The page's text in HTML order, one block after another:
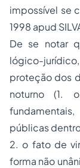
impossível se
1998 apud
De se notar
lógico-
proteção dos
noturno (1.
públicas
2. o fato de
forma não